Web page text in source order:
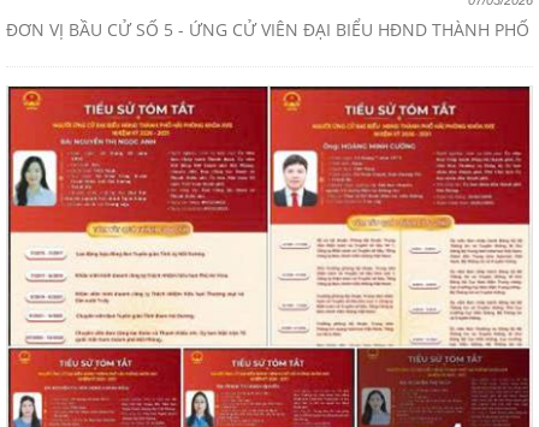
ĐƠN VỊ BẦU CỬ SỐ 5 - ỨNG CỬ VIÊN ĐẠI BIỂU HĐND THÀNH PHỐ